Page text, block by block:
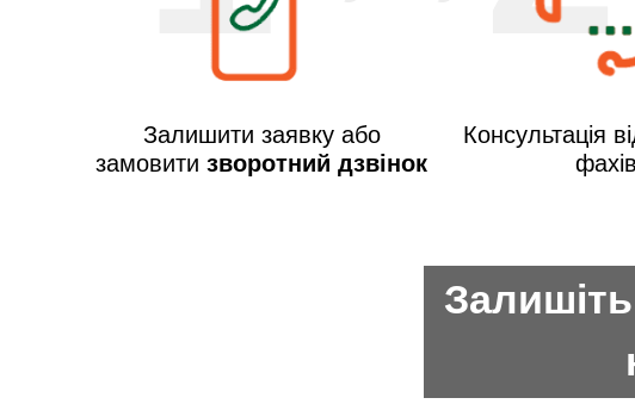
Залишити заявку або
замовити зворотний дзвінок
Консультація